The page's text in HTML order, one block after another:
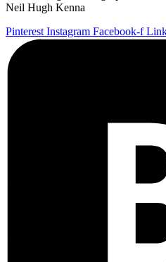
Neil Hugh Kenna
Pinterest Instagram Facebook-f